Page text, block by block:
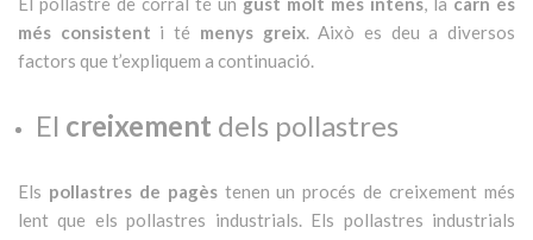
més consistent i té menys greix. Això es deu a diversos
factors que t’expliquem a continuació.
El creixement dels pollastres
Els pollastres de pagèstenen un procés de creixement més
lent que els pollastres industrials. Els pollastres industrials